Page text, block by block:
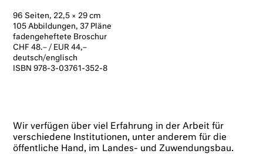
96 Seiten, 22,5 × 29 cm
105 Abbildungen, 37 Pläne
fadengeheftete Broschur
CHF 48.– / EUR 44,–
deutsch/englisch
ISBN 978-3-03761-352-8
Wir verfügen über viel Erfahrung in der Arbeit für
verschiedene Institutionen, unter anderem für die
öffentliche Hand, im Landes- und Zuwendungsbau.